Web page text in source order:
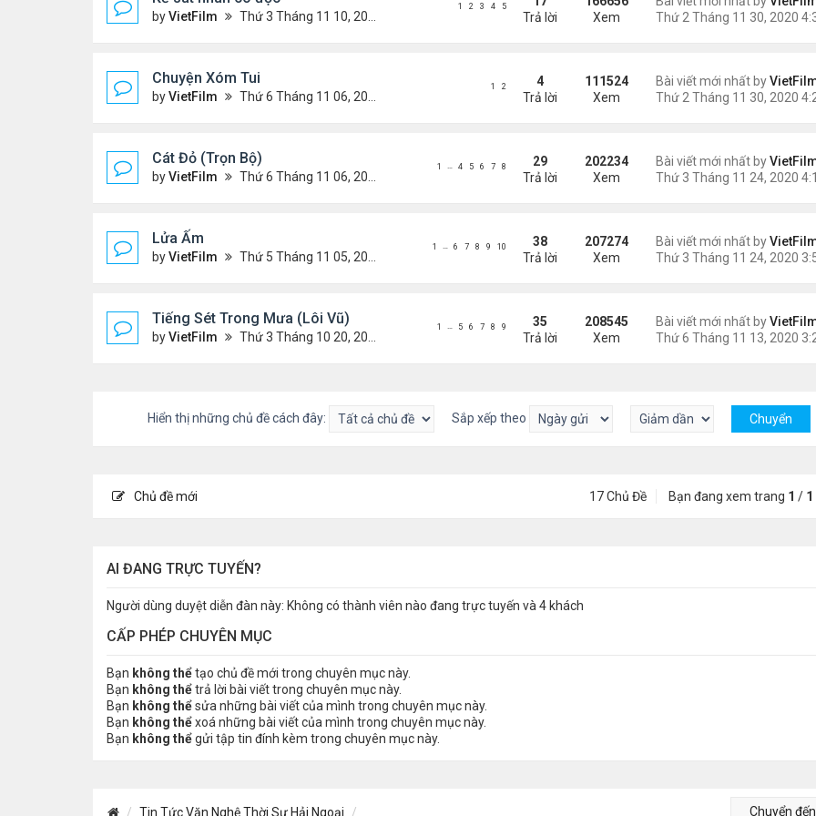
byVietFilm Thứ 3 Tháng 11 10, 2020 9:58 am
Trả lời
Xem
1 2 3 4 5
Chuyện Xóm Tui
byVietFilm Thứ 6 Tháng 11 06, 2020 4:47 pm
Bài viết mới nhất by
4
Trả lời
111524
Xem
1 2
Cát Đỏ (Trọn Bộ)
byVietFilm Thứ 6 Tháng 11 06, 2020 2:02 pm
Bài viết mới nhất by
29
Trả lời
202234
Xem
1 … 4 5 6 7 8
Lửa Ấm
byVietFilm Thứ 5 Tháng 11 05, 2020 11:33 pm
Bài viết mới nhất by
38
Trả lời
207274
Xem
1 … 6 7 8 9 10
Tiếng Sét Trong Mưa (Lôi Vũ)
byVietFilm Thứ 3 Tháng 10 20, 2020 9:50 pm
Bài viết mới nhất by
35
Trả lời
208545
Xem
1 … 5 6 7 8 9
Hiển thị những chủ đề cách đây: Sắp xếp theo
Chủ đề mới 17 Chủ Đề Bạn đang xem trang 1 / 1
AI ĐANG TRỰC TUYẾN?
Người dùng duyệt diễn đàn này: Không có thành viên nào đang trực tuyến và 4 khách
CẤP PHÉP CHUYÊN MỤC
Bạn không thểtạo chủ đề mới trong chuyên mục này.
Bạn không thểtrả lời bài viết trong chuyên mục này.
Bạn không thểsửa những bài viết của mình trong chuyên mục này.
Bạn không thểxoá những bài viết của mình trong chuyên mục này.
Bạn không thểgửi tập tin đính kèm trong chuyên mục này.
Tin Tức Văn Nghệ Thời Sự Hải Ngoại Chuyển đến